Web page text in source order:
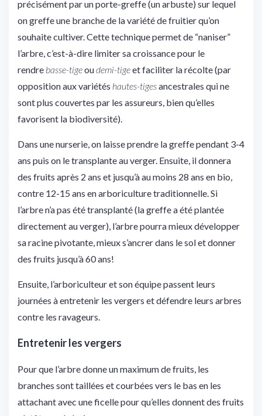
précisément par un porte-greffe (un arbuste) sur lequel
on greffe une branche de la variété de fruitier qu’on
souhaite cultiver. Cette technique permet de “naniser”
l’arbre, c’est-à-dire limiter sa croissance pour le
rendre basse-tigeoudemi-tigeet faciliter la récolte (par
opposition aux variétés hautes-tigesancestrales qui ne
sont plus couvertes par les assureurs, bien qu’elles
favorisent la biodiversité).
Dans une nurserie, on laisse prendre la greffe pendant 3-4
ans puis on le transplante au verger. Ensuite, il donnera
des fruits après 2 ans et jusqu’à au moins 28 ans en bio,
contre 12-15 ans en arboriculture traditionnelle. Si
l’arbre n’a pas été transplanté (la greffe a été plantée
directement au verger), l’arbre pourra mieux développer
sa racine pivotante, mieux s’ancrer dans le sol et donner
des fruits jusqu’à 60 ans!
Ensuite, l’arboriculteur et son équipe passent leurs
journées à entretenir les vergers et défendre leurs arbres
contre les ravageurs.
Entretenir les vergers
Pour que l’arbre donne un maximum de fruits, les
branches sont taillées et courbées vers le bas en les
attachant avec une ficelle pour qu’elles donnent des fruits